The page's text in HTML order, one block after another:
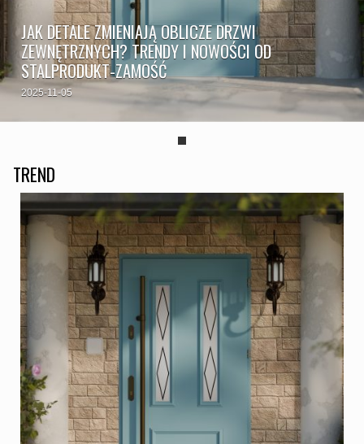
JAK DETALE ZMIENIAJĄ OBLICZE DRZWI
ZEWNĘTRZNYCH? TRENDY I NOWOŚCI OD
STALPRODUKT-ZAMOŚĆ
2025-11-05
TREND